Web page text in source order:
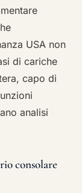
USA non
di cariche
capo di
analisi
consolare